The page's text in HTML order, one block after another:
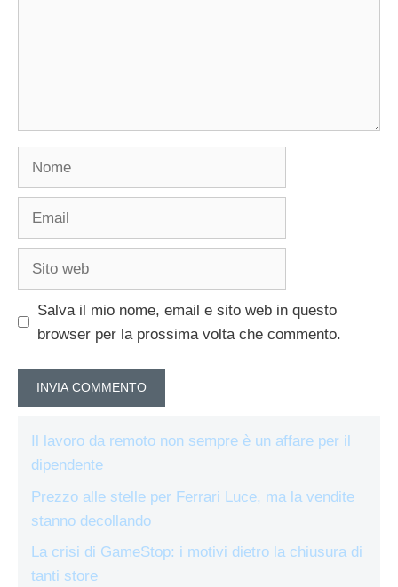
Salva il mio nome, email e sito web in questo
browser per la prossima volta che commento.
Il lavoro da remoto non sempre è un affare per il
dipendente
Prezzo alle stelle per Ferrari Luce, ma la vendite
stanno decollando
La crisi di GameStop: i motivi dietro la chiusura di
tanti store